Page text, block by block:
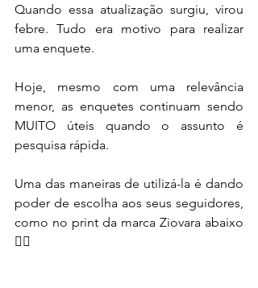
Quando essa atualização surgiu, virou
febre. Tudo era motivo para realizar
uma enquete.
Hoje, mesmo com uma relevância
menor, as enquetes continuam sendo
MUITO úteis quando o assunto é
pesquisa rápida.
Uma das maneiras de utilizá-la é dando
poder de escolha aos seus seguidores,
como no print da marca Ziovara abaixo
👇🏻